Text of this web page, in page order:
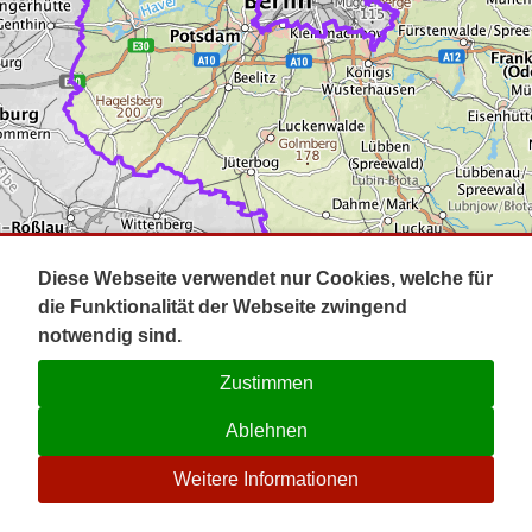
Impressum
Kontakt
☉
Diese Webseite verwendet nur Cookies, welche für
die Funktionalität der Webseite zwingend
notwendig sind.
Zustimmen
Ablehnen
Weitere Informationen